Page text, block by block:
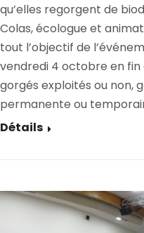
qu’elles regorgent de
Colas, écologue et
tout l’objectif de
vendredi 4 octobre en fin
gorgés exploités ou non,
permanente ou
Détails